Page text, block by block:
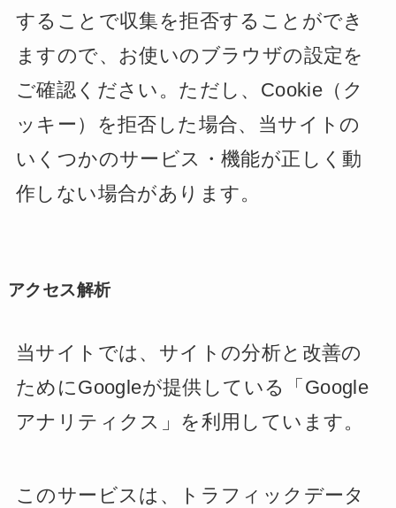
することで収集を拒否することができ
ますので、お使いのブラウザの設定を
ご確認ください。ただし、Cookie（ク
ッキー）を拒否した場合、当サイトの
いくつかのサービス・機能が正しく動
作しない場合があります。
アクセス解析
当サイトでは、サイトの分析と改善の
ためにGoogleが提供している「Google
アナリティクス」を利用しています。
このサービスは、トラフィックデータ